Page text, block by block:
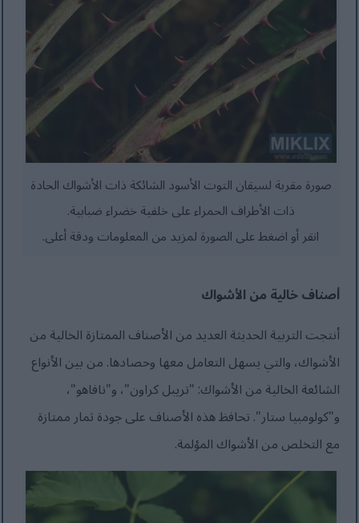
صورة مقربة لسيقان التوت الأسود الشائكة ذات الأشواك الحادة
ذات الأطراف الحمراء على خلفية خضراء ضبابية.
انقر أو اضغط على الصورة لمزيد من المعلومات ودقة أعلى.
أصناف خالية من الأشواك
أنتجت التربية الحديثة العديد من الأصناف الممتازة الخالية من
الأشواك، والتي يسهل التعامل معها وحصادها. من بين الأنواع
الشائعة الخالية من الأشواك: "تريبل كراون"، و"نافاهو"،
و"كولومبيا ستار". تحافظ هذه الأصناف على جودة ثمار ممتازة
مع التخلص من الأشواك المؤلمة.